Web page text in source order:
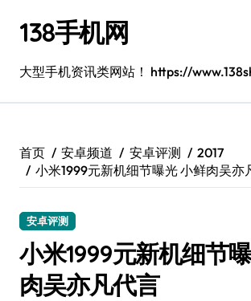
138手机网
大型手机资讯类网站！ https://
首页 安卓频道 安卓评测
2017
小米1999元新机细节曝光 小鲜肉吴亦
安卓评测
小米1999元新机细节
肉吴亦凡代言